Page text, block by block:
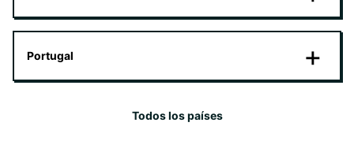
Portugal
Todos los países